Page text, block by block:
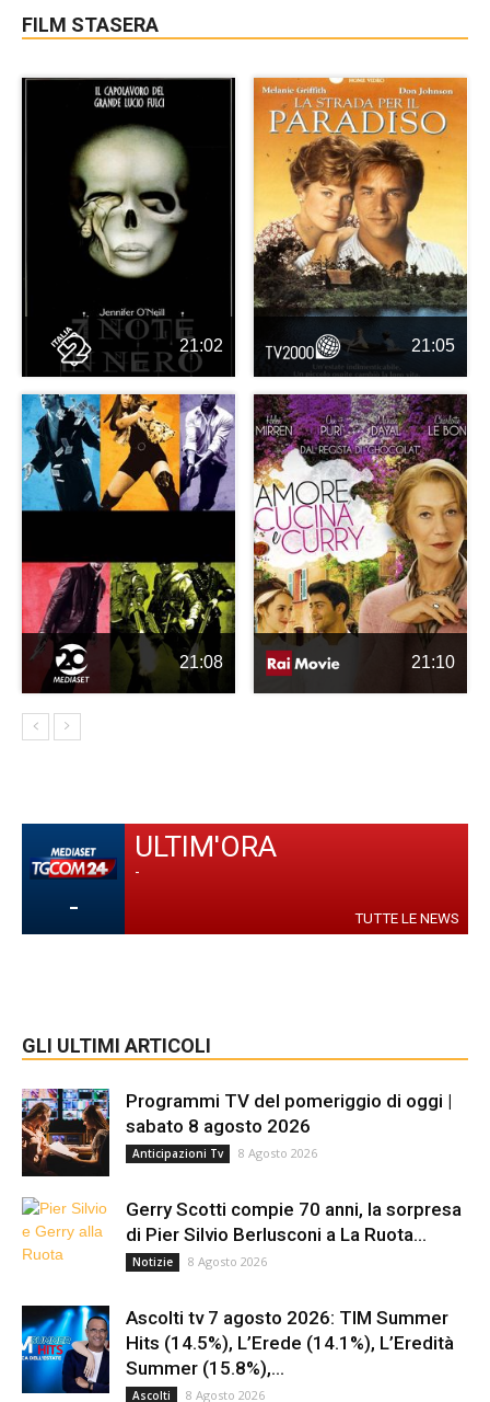
FILM STASERA
21:02 21:05
21:08 21:10
-
ULTIM'ORA
-
TUTTE LE NEWS
GLI ULTIMI ARTICOLI
Programmi TV del pomeriggio di oggi |
sabato 8 agosto 2026
Anticipazioni Tv 8 Agosto 2026
Gerry Scotti compie 70 anni, la sorpresa
di Pier Silvio Berlusconi a La Ruota...
Notizie 8 Agosto 2026
Ascolti tv 7 agosto 2026: TIM Summer
Hits (14.5%), L’Erede (14.1%), L’Eredità
Summer (15.8%),...
Ascolti 8 Agosto 2026